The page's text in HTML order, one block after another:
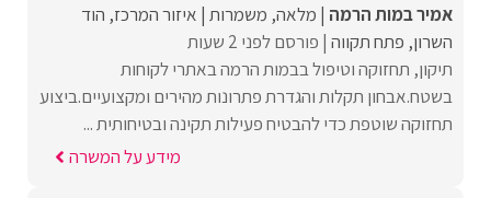
אמיר במות הרמה מלאה משמרות איזור המרכז הוד
השרון פתח תקווה פורסם לפני 2 שעות
תיקון, תחזוקה וטיפול בבמות הרמה באתרי לקוחות
בשטח.אבחון תקלות והגדרת פתרונות מהירים ומקצועיים.ביצוע
תחזוקה שוטפת כדי להבטיח פעילות תקינה ובטיחותית ...
מידע על המשרה